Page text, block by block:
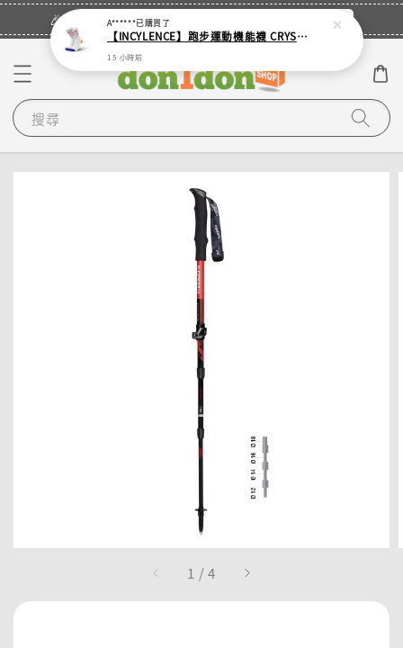
🎉登入會員・領取您的專屬折扣券！ 立即登入
搜尋
1 /4
A******已購買了
【INCYLENCE】跑步運動機能襪 CRYSTALS WHITE PURPLE ORANGE
15 小時前